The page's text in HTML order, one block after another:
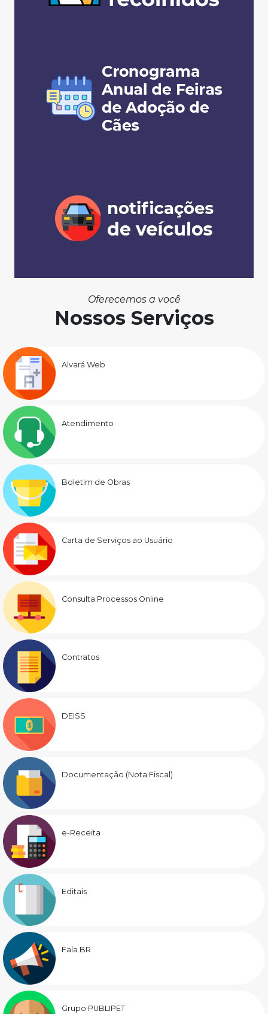
Oferecemos a você
Nossos Serviços
Alvará Web
Atendimento
Boletim de Obras
Carta de Serviços ao Usuário
Consulta Processos Online
Contratos
DEISS
Documentação (Nota Fiscal)
e-Receita
Editais
Fala.BR
Grupo PUBLIPET